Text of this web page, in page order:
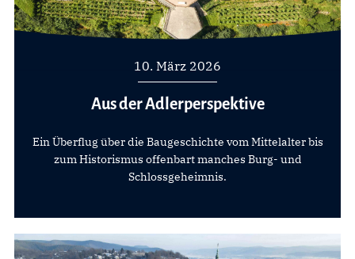
10. März 2026
Aus der Adlerperspektive
Ein Überflug über die Baugeschichte vom Mittelalter bis
zum Historismus offenbart manches Burg- und
Schlossgeheimnis.